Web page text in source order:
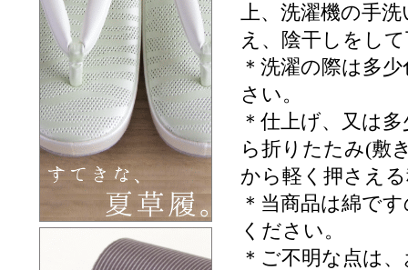
上、洗濯機の手
え、陰干しをし
＊洗濯の際は多
さい。
＊仕上げ、又は
ら折りたたみ(敷
から軽く押さえ
＊当商品は綿で
ください。
＊ご不明な点は